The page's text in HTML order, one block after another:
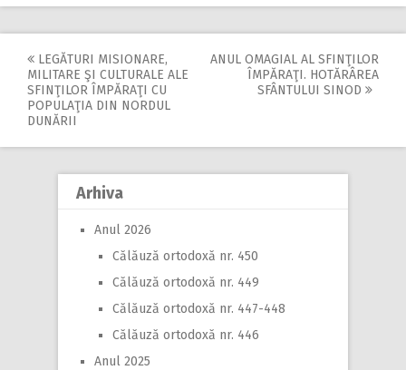
Post
navigation
LEGĂTURI MISIONARE,
MILITARE ŞI CULTURALE ALE
SFINŢILOR ÎMPĂRAŢI CU
POPULAŢIA DIN NORDUL
DUNĂRII
ANUL OMAGIAL AL SFINŢILOR
ÎMPĂRAŢI. HOTĂRÂREA
SFÂNTULUI SINOD
Arhiva
Anul 2026
Călăuză ortodoxă nr. 450
Călăuză ortodoxă nr. 449
Călăuză ortodoxă nr. 447-448
Călăuză ortodoxă nr. 446
Anul 2025